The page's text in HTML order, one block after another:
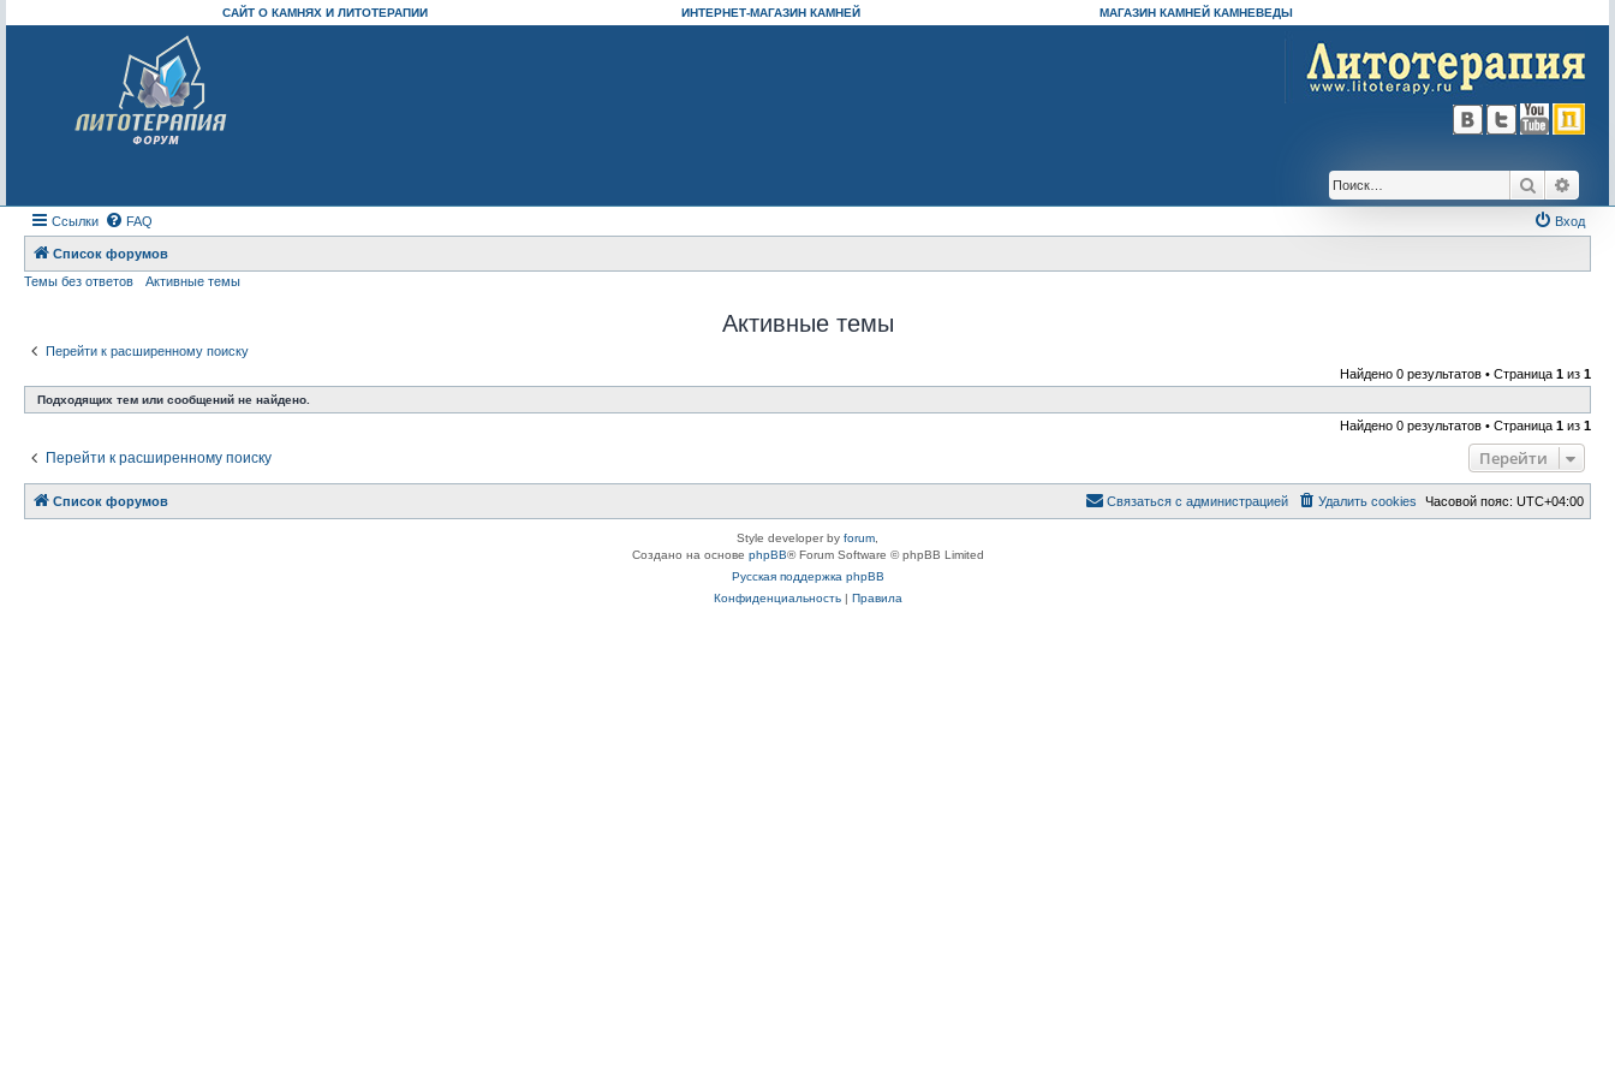
САЙТ О КАМНЯХ И ЛИТОТЕРАПИИ ИНТЕРНЕТ-МАГАЗИН КАМНЕЙ МАГАЗИН КАМНЕЙ КАМНЕВЕДЫ
Поиск
Ссылки FAQ Вход
Список форумов
Темы без ответов
Активные темы
Активные темы
Перейти к расширенному поиску
Найдено 0 результатов • Страница 1 из 1
Подходящих тем или сообщений не найдено.
Найдено 0 результатов • Страница 1 из 1
Перейти к расширенному поиску Перейти
Список форумов Часовой пояс: UTC+04:00
Удалить cookies
Связаться с администрацией
Style developer by forum
Создано на основе phpBB® Forum Software © phpBB Limited
Русская поддержка phpBB
Конфиденциальность| Правила